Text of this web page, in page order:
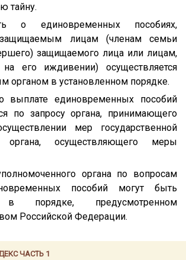
ЧАСТЬ 1
тайну.
о единовременных пособиях,
лицам (членам семьи
защищаемого лица или лицам,
его иждивении) осуществляется
органом в установленном порядке.
выплате единовременных пособий
по запросу органа, принимающего
мер государственной
осуществляющего меры
органа по вопросам
пособий могут быть
в порядке, предусмотренном
Российской Федерации.